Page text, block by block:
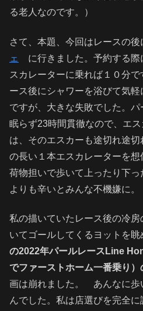
る老人なのです。）
さて、本題、今回はレースの後
ェ
に行きました。予約する際
スカレーターに乗れば１０分
ース後にシャワーを浴びて気
ですが、大きな失敗でした。パ
眠らず23時間貫徹なので、エ
は、そのエスカーも途切れ途
の長い１本エスカレーターを想
荷物担いで歩いて上ったり下
よりも辛いとみんな不機嫌に。
私の描いていたレース後の冷
いてゴールしてくるヨットを
の2022年パールレースLine
でファーストホーム一番乗り）
画は崩れました。 あんなに歩
んでした。私は店選びを完全に